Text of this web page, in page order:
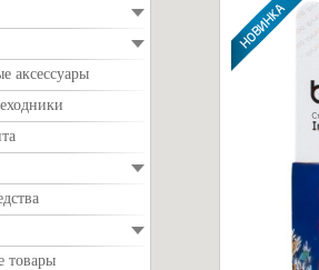
аксессуары
товары